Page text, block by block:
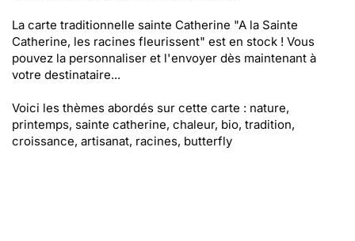
La carte traditionnelle sainte Catherine "A la Sainte
Catherine, les racines fleurissent" est en stock ! Vous
pouvez la personnaliser et l'envoyer dès maintenant à
votre destinataire...
Voici les thèmes abordés sur cette carte : nature,
printemps, sainte catherine, chaleur, bio, tradition,
croissance, artisanat, racines, butterfly